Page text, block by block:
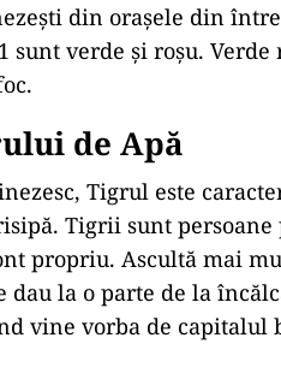
din orașele din
sunt verde și roșu.
de Apă
Tigrul este
Tigrii sunt persoane
propriu. Ascultă mai
dau la o parte de la
vine vorba de